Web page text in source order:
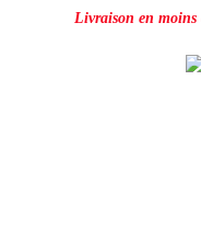
Livraison en moins